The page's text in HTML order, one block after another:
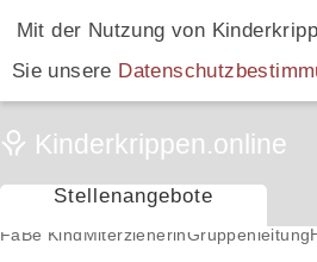
Mit der Nutzung von
Sie unsere
Stellenangebote
FaBe Kind MiterzieherinGruppenleitung